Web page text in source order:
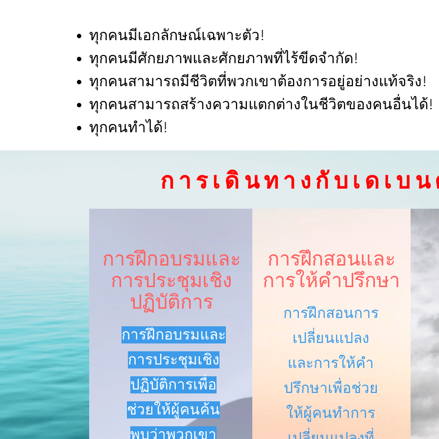
ทุกคนมีเอกลักษณ์เฉพาะตัว!
ทุกคนมีศักยภาพและศักยภาพที่ไร้ขีดจำกัด!
ทุกคนสามารถมีชีวิตที่พวกเขาต้องการอยู่อย่างแท้จริง!
ทุกคนสามารถสร้างความแตกต่างในชีวิตของคนอื่นได้!
ทุกคนทำได้!
การเดินทางกับเดเบ
การฝึกอบรมและ
การประชุมเชิง
ปฏิบัติการ
การฝึกอบรมและ
การประชุมเชิง
ปฏิบัติการเพื่อ
ช่วยให้ผู้คนค้น
พบว่าพวกเขา
การฝึกสอนและ
การให้คำปรึกษา
การฝึกสอนการ
เปลี่ยนแปลง
และการให้คำ
ปรึกษาเพื่อช่วย
ให้ผู้คนทำการ